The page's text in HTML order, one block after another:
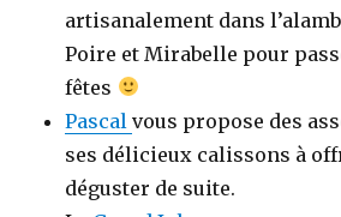
artisanalement dans
Poire et Mirabelle pour
fêtes
Pascalvous propose des
ses délicieux calissons à
déguster de suite.